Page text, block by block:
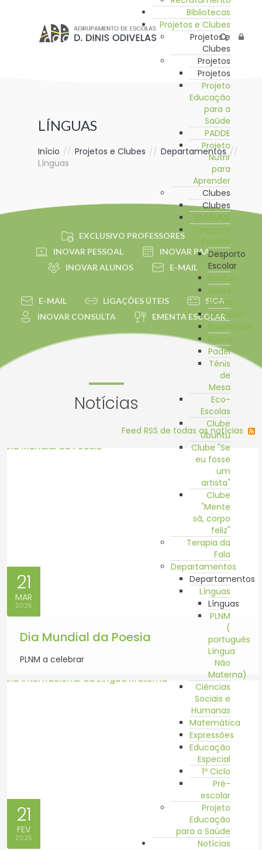
Bibliotecas
Projetos e Clubes
Projetos e
Clubes
Projetos
Projetos
Projeto
Educação
para a
Saúde
PADDE
Projeto
Nutrir
para
Aprender
Clubes
Clubes
ERASMUS
Desporto
Escolar
Desporto
Escolar
Boccia
Sobre
Rodas
Corfebol
Badminton
Futsal
Padel
Ténis
de
Mesa
Eco-
Escolas
Clube
Ubuntu
Clube "Se
eu fosse
um
artista"
Clube
"Mente
sã, corpo
feliz"
Terapia da
Fala
Departamentos
Departamentos
Línguas
Línguas
PLNM
(
português
Língua
Não
Materna)
Ciências
Sociais e
Humanas
Matemática
Expressões
Educação
Especial
1º Ciclo
Pré-
escolar
Projeto
Educação
para a Saúde
Notícias
LÍNGUAS
Início // Projetos e Clubes // Departamentos //
Línguas
EXCLUSIVO PROFESSORES
INOVAR PESSOAL
INOVAR PAA
INOVAR ALUNOS
E-MAIL
E-MAIL LIGAÇÕES ÚTEIS
SIGA
INOVAR CONSULTA
EMENTA ESCOLAR
Notícias
Feed RSS de todas as notícias
21
MAR
2025
Dia Mundial da Poesia
PLNM a celebrar
21
FEV
2025